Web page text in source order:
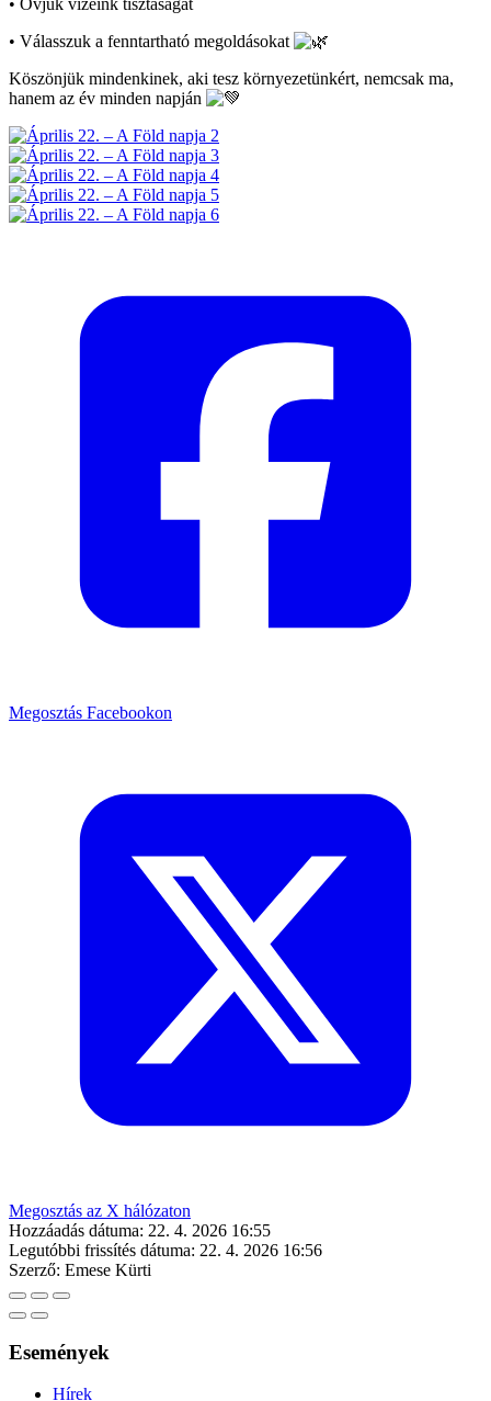
• Válasszuk a fenntartható megoldásokat
Köszönjük mindenkinek, aki tesz környezetünkért, nemcsak ma,
hanem az év minden napján
Megosztás Facebookon
Megosztás az X hálózaton
Hozzáadás dátuma: 22. 4. 2026 16:55
Legutóbbi frissítés dátuma: 22. 4. 2026 16:56
Szerző: Emese Kürti
Események
Hírek